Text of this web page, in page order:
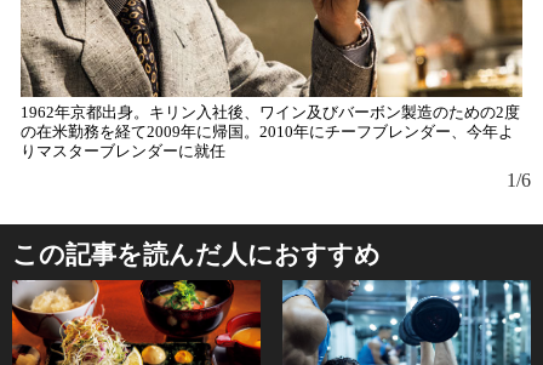
1962年京都出身。キリン入社後、ワイン及びバーボン製造のための2度
の在米勤務を経て2009年に帰国。2010年にチーフブレンダー、今年よ
りマスターブレンダーに就任
1/6
この記事を読んだ人におすすめ